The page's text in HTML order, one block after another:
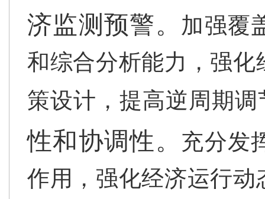
济监测预警。 加强覆
和综合分析能力，强
策设计，提高逆周期调
性和协调性。 充分发
作用，强化经济运行